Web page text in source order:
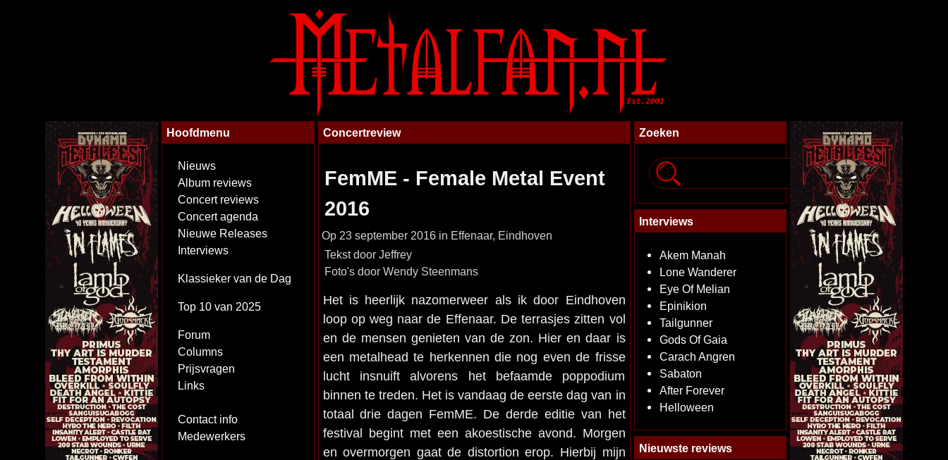
Hoofdmenu
Nieuws
Album reviews
Concert reviews
Concert agenda
Nieuwe Releases
Interviews
Klassieker van de Dag
Top 10 van 2025
Forum
Columns
Prijsvragen
Links
Contact info
Medewerkers
Concertreview
FemME - Female Metal Event
2016
Op 23 september 2016 in Effenaar, Eindhoven
Tekst door Jeffrey
Foto's door Wendy Steenmans
Het is heerlijk nazomerweer als ik door Eindhoven
loop op weg naar de Effenaar. De terrasjes zitten vol
en de mensen genieten van de zon. Hier en daar is
een metalhead te herkennen die nog even de frisse
lucht insnuift alvorens het befaamde poppodium
binnen te treden. Het is vandaag de eerste dag van in
totaal drie dagen FemME. De derde editie van het
festival begint met een akoestische avond. Morgen
en overmorgen gaat de distortion erop. Hierbij mijn
Zoeken
Interviews
Akem Manah
Lone Wanderer
Eye Of Melian
Epinikion
Tailgunner
Gods Of Gaia
Carach Angren
Sabaton
After Forever
Helloween
Nieuwste reviews